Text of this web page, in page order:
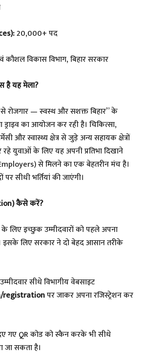
20,000+ पद
कौशल विकास विभाग, बिहार सरकार
है यह मेला?
रोजगार — स्वस्थ और सशक्त बिहार” के
का आयोजन कर रही है। चिकित्सा,
और स्वास्थ्य क्षेत्र से जुड़े अन्य सहायक क्षेत्रों
युवाओं के लिए यह अपनी प्रतिभा दिखाने
से मिलने का एक बेहतरीन मंच है।
सीधी भर्तियां की जाएंगी।
कैसे करें?
लिए इच्छुक उम्मीदवारों को पहले अपना
इसके लिए सरकार ने दो बेहद आसान तरीके
उम्मीदवार सीधे विभागीय वेबसाइट
registrationपर जाकर अपना रजिस्ट्रेशन कर
गए QR कोड को स्कैन करके भी सीधे
जा सकता है।